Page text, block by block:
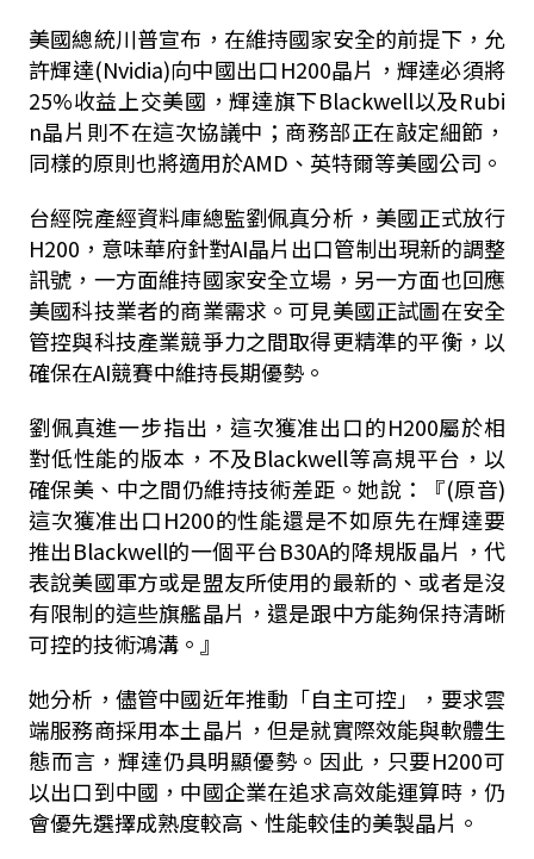
美國總統川普宣布，在維持國家安全的前提下，允
許輝達(Nvidia)向中國出口H200晶片，輝達必須將
25%收益上交美國，輝達旗下Blackwell以及Rubi
n晶片則不在這次協議中；商務部正在敲定細節，
同樣的原則也將適用於AMD、英特爾等美國公司。
台經院產經資料庫總監劉佩真分析，美國正式放行
H200，意味華府針對AI晶片出口管制出現新的調整
訊號，一方面維持國家安全立場，另一方面也回應
美國科技業者的商業需求。可見美國正試圖在安全
管控與科技產業競爭力之間取得更精準的平衡，以
確保在AI競賽中維持長期優勢。
劉佩真進一步指出，這次獲准出口的H200屬於相
對低性能的版本，不及Blackwell等高規平台，以
確保美、中之間仍維持技術差距。她說：『(原音)
這次獲准出口H200的性能還是不如原先在輝達要
推出Blackwell的一個平台B30A的降規版晶片，代
表說美國軍方或是盟友所使用的最新的、或者是沒
有限制的這些旗艦晶片，還是跟中方能夠保持清晰
可控的技術鴻溝。』
她分析，儘管中國近年推動「自主可控」，要求雲
端服務商採用本土晶片，但是就實際效能與軟體生
態而言，輝達仍具明顯優勢。因此，只要H200可
以出口到中國，中國企業在追求高效能運算時，仍
會優先選擇成熟度較高、性能較佳的美製晶片。